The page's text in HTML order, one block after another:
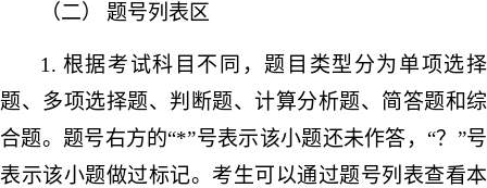
（二） 题号列表区
1. 根据考试科目不同，题目类型分为单项选择
题、多项选择题、判断题、计算分析题、简答题和综
合题。题号右方的“*”号表示该小题还未作答，“？”号
表示该小题做过标记。考生可以通过题号列表查看本